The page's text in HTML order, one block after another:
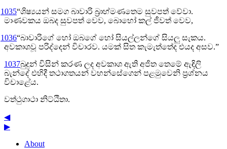
1035“ශිෂ්‍යයන් සමග බාවාරි බ්‍රාහ්මණතෙම සුවපත් වේවා.
මාණවකය ඔබද සුවපත් වෙව, බොහෝ කල් ජීවත් වෙව,
1036“බාවාරිගේ හෝ ඔබගේ හෝ සියල්ලන්ගේ සියලු සැකය.
අවකාශවූ පරිද්දෙන් විචාරව. යමක් සිත කැමැත්තේද එයද අසව.”
1037බුදුන් විසින් කරණ ලද අවකාශ ඇති අජිත තෙමේ ඇඳිලි
බැන්දේ එහිදී තථාගතයන් වහන්සේගෙන් පළමුවෙනි ප්‍රශ්නය
විචාළේය.
වත්ථුගාථා නිට්ඨිතා.
◀
▶
About